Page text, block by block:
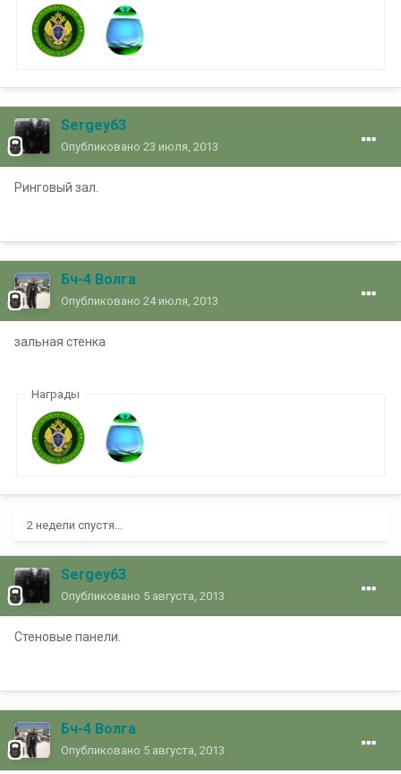
Sergey63
Опубликовано 23 июля, 2013
Ринговый зал.
Бч-4 Волга
Опубликовано 24 июля, 2013
зальная стенка
Награды
2 недели спустя...
Sergey63
Опубликовано 5 августа, 2013
Стеновые панели.
Бч-4 Волга
Опубликовано 5 августа, 2013